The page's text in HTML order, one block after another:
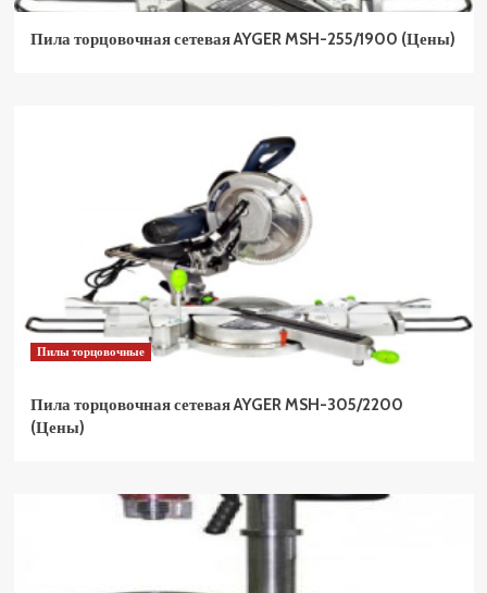
Пила торцовочная сетевая AYGER MSH-255/1900 (Цены)
Пилы торцовочные
Пила торцовочная сетевая AYGER MSH-305/2200
(Цены)